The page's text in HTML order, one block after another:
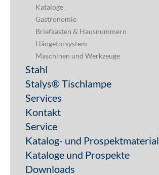
Kataloge
Gastronomie
Briefkästen & Hausnummern
Hängetorsystem
Maschinen und Werkzeuge
Stahl
Stalys® Tischlampe
Services
Kontakt
Service
Katalog- und Prospektmaterial
Kataloge und Prospekte
Downloads